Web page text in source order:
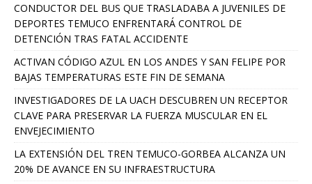
CONDUCTOR DEL BUS QUE TRASLADABA A JUVENILES DE
DEPORTES TEMUCO ENFRENTARÁ CONTROL DE
DETENCIÓN TRAS FATAL ACCIDENTE
ACTIVAN CÓDIGO AZUL EN LOS ANDES Y SAN FELIPE POR
BAJAS TEMPERATURAS ESTE FIN DE SEMANA
INVESTIGADORES DE LA UACH DESCUBREN UN RECEPTOR
CLAVE PARA PRESERVAR LA FUERZA MUSCULAR EN EL
ENVEJECIMIENTO
LA EXTENSIÓN DEL TREN TEMUCO-GORBEA ALCANZA UN
20% DE AVANCE EN SU INFRAESTRUCTURA